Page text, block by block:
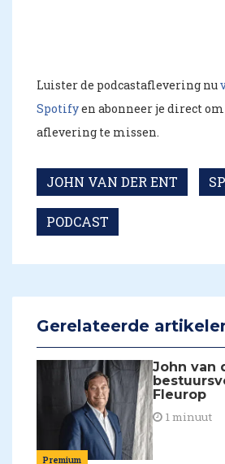
Luister de podcastaflevering nu
Spotifyen abonneer je direct
aflevering te missen.
JOHN VAN DER ENT
PODCAST
Gerelateerde
Premium
John van
Fleurop
1 minuut